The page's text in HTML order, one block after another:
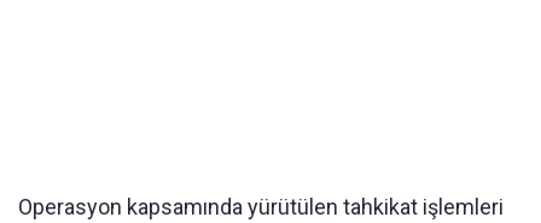
Operasyon kapsamında yürütülen tahkikat işlemleri